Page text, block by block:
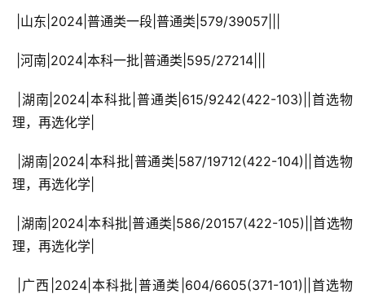
|山东|2024|普通类一段|普通类|579/39057|||
|河南|2024|本科一批|普通类|595/27214|||
理，再选化学|
理，再选化学|
理，再选化学|